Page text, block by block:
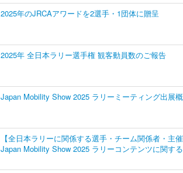
2025年のJRCAアワードを2選手・1団体に贈呈
2025年 全日本ラリー選手権 観客動員数のご報告
Japan Mobility Show 2025 ラリーミーティング出展
【全日本ラリーに関係する選手・チーム関係者・主
Japan Mobility Show 2025 ラリーコンテンツに関す